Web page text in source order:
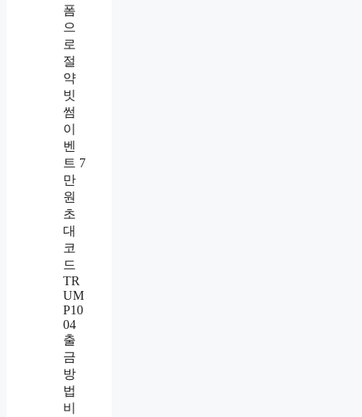
폼
으
로
절
약
빗
썸
이
벤
트 7
만
원
초
대
코
드
TR
UM
P10
04
출
금
방
법
비